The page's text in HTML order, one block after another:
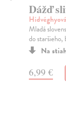
Klimáček
Koho by
Tiso haiku?
Na
12,90 €